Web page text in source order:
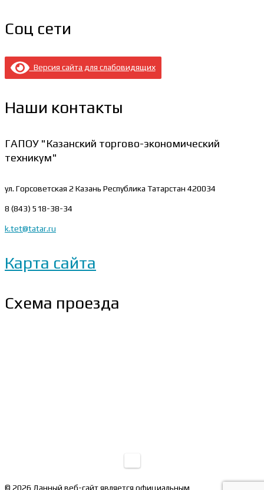
Соц сети
Версия сайта для слабовидящих
Наши контакты
ГАПОУ "Казанский торгово-экономический
техникум"
ул. Горсоветская 2 Казань Республика Татарстан 420034
8 (843) 518-38-34
k.tet@tatar.ru
Карта сайта
Схема проезда
© 2026 Данный веб-сайт является официальным